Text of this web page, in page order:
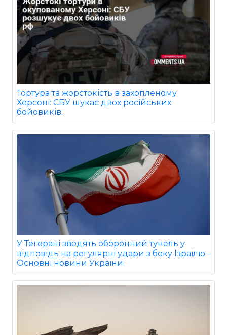
Тортура та жорстокість в захопленому
Херсоні: СБУ шукає двох російських
бойовиків.
У Тегерані зводять оборонний тунель у
відповідь на регулярні удари з боку Ізраїлю -
Основні новини України.